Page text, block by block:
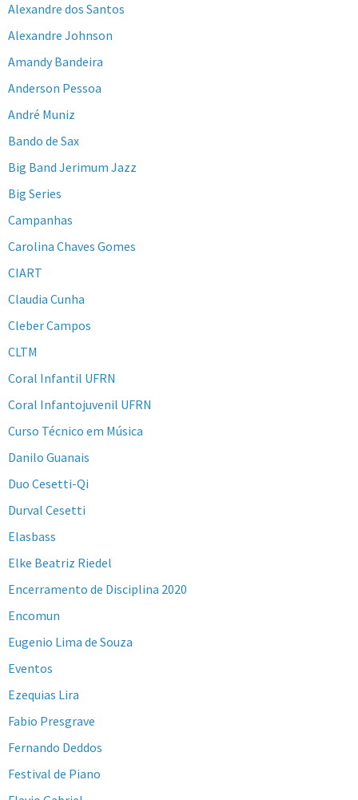
Alexandre dos Santos
Alexandre Johnson
Amandy Bandeira
Anderson Pessoa
André Muniz
Bando de Sax
Big Band Jerimum Jazz
Big Series
Campanhas
Carolina Chaves Gomes
CIART
Claudia Cunha
Cleber Campos
CLTM
Coral Infantil UFRN
Coral Infantojuvenil UFRN
Curso Técnico em Música
Danilo Guanais
Duo Cesetti-Qi
Durval Cesetti
Elasbass
Elke Beatriz Riedel
Encerramento de Disciplina 2020
Encomun
Eugenio Lima de Souza
Eventos
Ezequias Lira
Fabio Presgrave
Fernando Deddos
Festival de Piano